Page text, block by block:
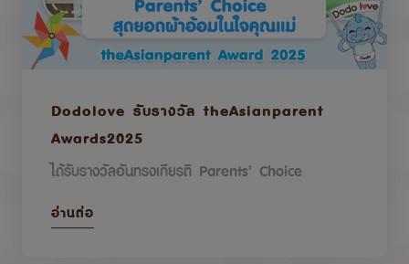
Dodolove รับรางวัล theAsianparent
Awards2025
ได้รับรางวัลอันทรงเกียรติ Parents’ Choice
อ่านต่อ